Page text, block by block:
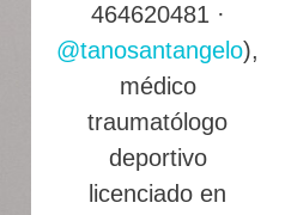
464620481 ·
@tanosantangelo),
médico
traumatólogo
deportivo
licenciado en